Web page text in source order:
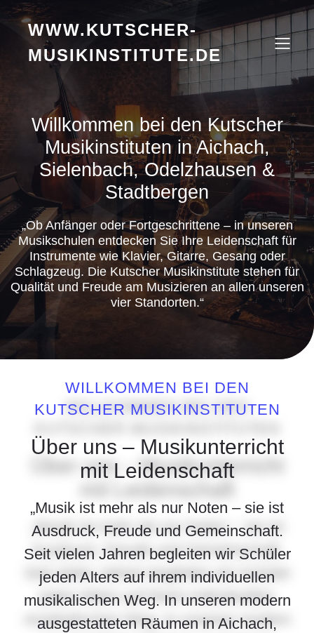
WWW.KUTSCHER-
MUSIKINSTITUTE.DE
Willkommen bei den Kutscher
Musikinstituten in Aichach,
Sielenbach, Odelzhausen &
Stadtbergen
„Ob Anfänger oder Fortgeschrittene – in unseren
Musikschulen entdecken Sie Ihre Leidenschaft für
Instrumente wie Klavier, Gitarre, Gesang oder
Schlagzeug. Die Kutscher Musikinstitute stehen für
Qualität und Freude am Musizieren an allen unseren
vier Standorten.“
WILLKOMMEN BEI DEN
KUTSCHER MUSIKINSTITUTEN
Über uns – Musikunterricht
mit Leidenschaft
„Musik ist mehr als nur Noten – sie ist
Ausdruck, Freude und Gemeinschaft.
Seit vielen Jahren begleiten wir Schüler
jeden Alters auf ihrem individuellen
musikalischen Weg. In unseren modern
ausgestatteten Räumen in Aichach,